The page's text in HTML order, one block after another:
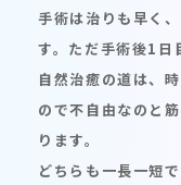
手術は治りも早く
す。ただ手術後1日
自然治癒の道は、
ので不自由なのと
ります。
どちらも一長一短で